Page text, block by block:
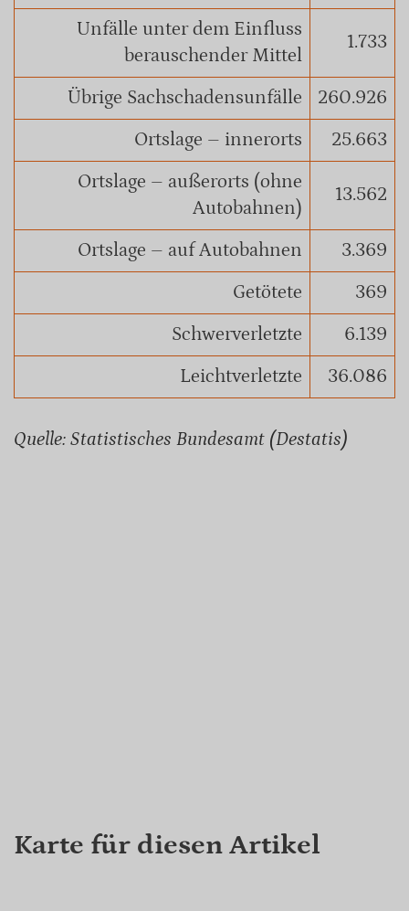
Unfälle unter dem Einfluss
berauschender Mittel
1.733
Übrige Sachschadensunfälle
260.926
Ortslage – innerorts
25.663
Ortslage – außerorts (ohne
Autobahnen)
13.562
Ortslage – auf Autobahnen
3.369
Getötete
369
Schwerverletzte
6.139
Leichtverletzte
36.086
Quelle: Statistisches Bundesamt (Destatis)
Karte für diesen Artikel